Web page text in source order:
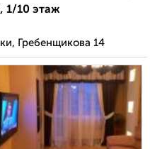
1/10 этаж
Гребенщикова 14